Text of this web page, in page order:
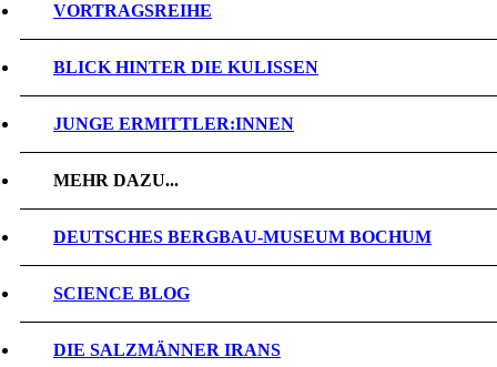
VORTRAGSREIHE
BLICK HINTER DIE KULISSEN
JUNGE ERMITTLER:INNEN
MEHR DAZU...
DEUTSCHES BERGBAU-MUSEUM BOCHUM
SCIENCE BLOG
DIE SALZMÄNNER IRANS